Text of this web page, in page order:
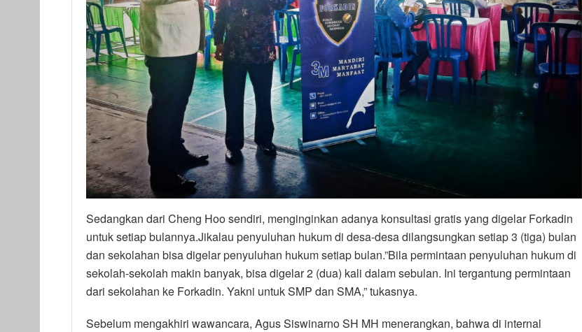
Sedangkan dari Cheng Hoo sendiri, menginginkan adanya konsultasi gratis yang digelar Forkadin
untuk setiap bulannya.Jikalau penyuluhan hukum di desa-desa dilangsungkan setiap 3 (tiga) bulan
dan sekolahan bisa digelar penyuluhan hukum setiap bulan.”Bila permintaan penyuluhan hukum di
sekolah-sekolah makin banyak, bisa digelar 2 (dua) kali dalam sebulan. Ini tergantung permintaan
dari sekolahan ke Forkadin. Yakni untuk SMP dan SMA,” tukasnya.
Sebelum mengakhiri wawancara, Agus Siswinarno SH MH menerangkan, bahwa di internal